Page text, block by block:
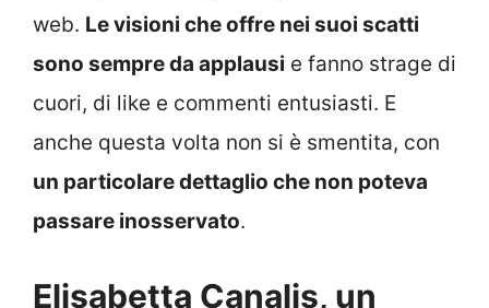
web. Le visioni che offre nei suoi scatti
sono sempre da applausi e fanno strage di
cuori, di like e commenti entusiasti. E
anche questa volta non si è smentita, con
un particolare dettaglio che non poteva
passare inosservato.
Elisabetta Canalis, un